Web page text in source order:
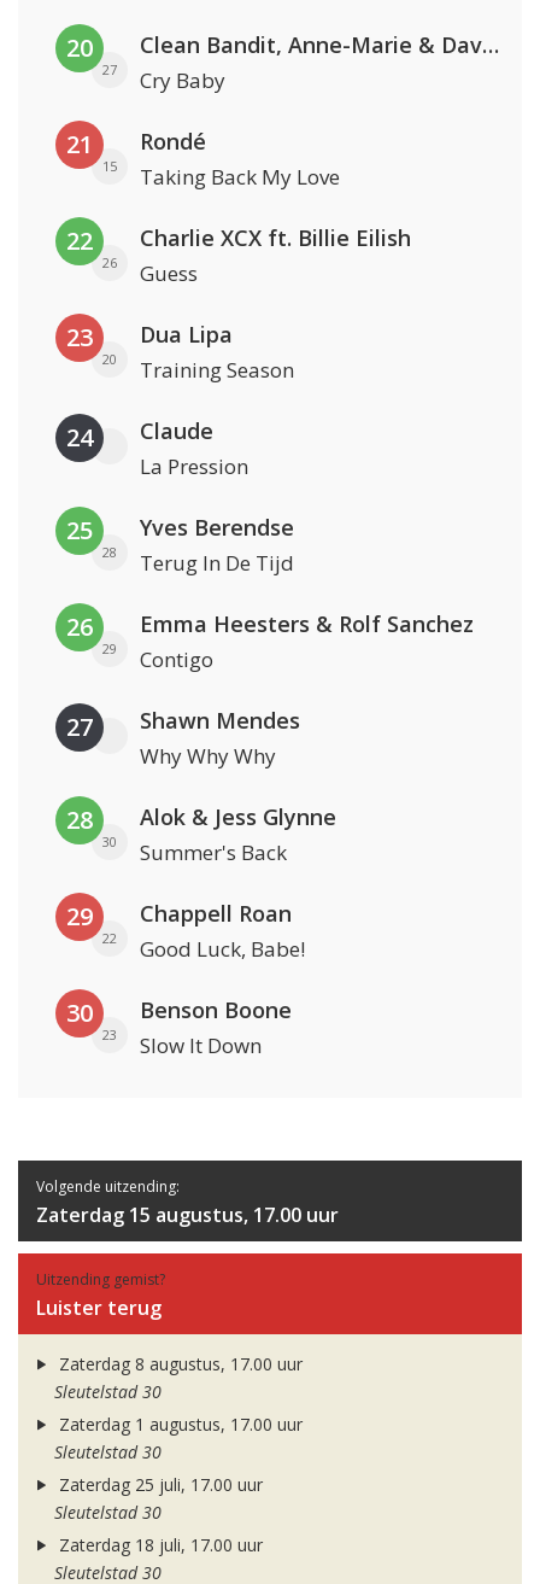
20
27
Clean Bandit, Anne-Marie & David Guetta
Cry Baby
21
15
Rondé
Taking Back My Love
22
26
Charlie XCX ft. Billie Eilish
Guess
23
20
Dua Lipa
Training Season
24 Claude
La Pression
25
28
Yves Berendse
Terug In De Tijd
26
29
Emma Heesters & Rolf Sanchez
Contigo
27 Shawn Mendes
Why Why Why
28
30
Alok & Jess Glynne
Summer's Back
29
22
Chappell Roan
Good Luck, Babe!
30
23
Benson Boone
Slow It Down
Volgende uitzending:
Zaterdag 15 augustus, 17.00 uur
Uitzending gemist?
Luister terug
Zaterdag 8 augustus, 17.00 uur
Sleutelstad 30
Zaterdag 1 augustus, 17.00 uur
Sleutelstad 30
Zaterdag 25 juli, 17.00 uur
Sleutelstad 30
Zaterdag 18 juli, 17.00 uur
Sleutelstad 30